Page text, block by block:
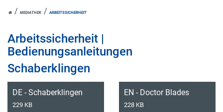
HOME
MEDIATHEK
ARBEITSSICHERHEIT
Arbeitssicherheit |
Bedienungsanleitungen
Schaberklingen
DE - Schaberklingen
229 KB
EN - Doctor Blades
228 KB